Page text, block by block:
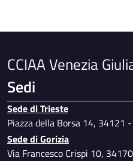
IBAN e pagamenti
CCIAA Venezia
Sedi
Sede di Trieste
Piazza della Borsa 14, 34121 -
Sede di Gorizia
Via Francesco Crispi 10,